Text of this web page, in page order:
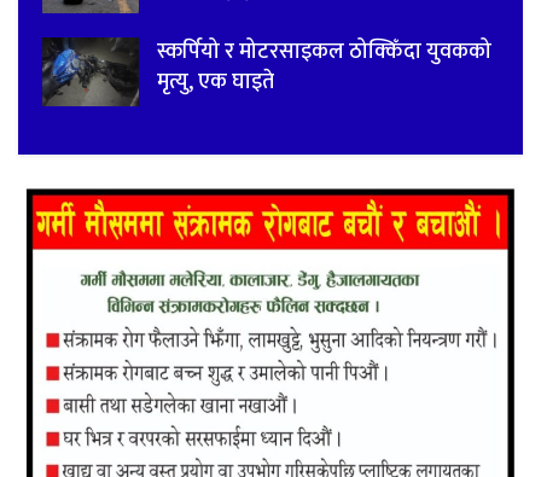
स्कर्पियो र मोटरसाइकल ठोक्किँदा युवकको
मृत्यु, एक घाइते